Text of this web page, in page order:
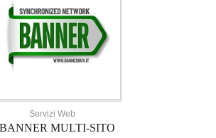
Servizi Web
BANNER MULTI-SITO